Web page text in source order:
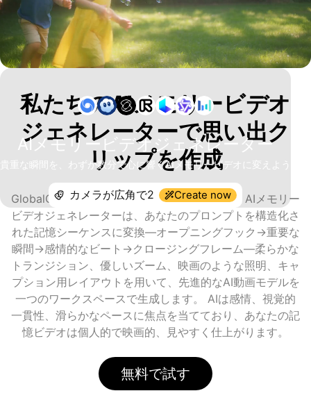
AIメモリービデオジェネレーター
貴重な瞬間を、わずか数分で心に響くAIメモリービデオに変えよう
Create now
私たちのAIメモリービデオ
ジェネレーターで思い出ク
リップを作成
GlobalGPTなら、記憶が即座に動画に変わる。AIメモリー
ビデオジェネレーターは、あなたのプロンプトを構造化さ
れた記憶シーケンスに変換—オープニングフック→重要な
瞬間→感情的なビート→クロージングフレーム—柔らかな
トランジション、優しいズーム、映画のような照明、キャ
プション用レイアウトを用いて、先進的なAI動画モデルを
一つのワークスペースで生成します。 AIは感情、視覚的
一貫性、滑らかなペースに焦点を当てており、あなたの記
憶ビデオは個人的で映画的、見やすく仕上がります。
無料で試す